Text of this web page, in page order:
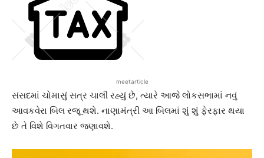
meetarticle
સંસદમાં ચોમાસું સત્ર ચાલી રહ્યું છે, ત્યારે આજે લોકસભામાં નવું
આવકવેરા બિલ રજૂ થશે. નાણામંત્રી આ બિલમાં શું શું ફેરફાર થયા
છે તે વિશે વિગતવાર જણાવશે.